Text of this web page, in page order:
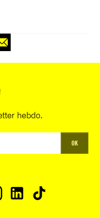
hebdo.
OK